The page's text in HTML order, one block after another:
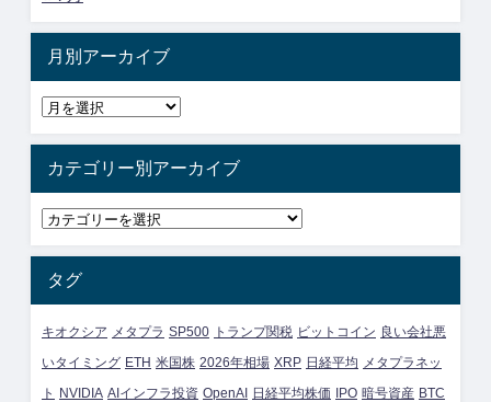
月別アーカイブ
カテゴリー別アーカイブ
タグ
キオクシア メタプラ SP500 トランプ関税 ビットコイン 良い会社悪
いタイミング ETH 米国株 2026年相場 XRP 日経平均 メタプラネッ
ト
NVIDIA AIインフラ投資 OpenAI 日経平均株価 IPO 暗号資産 BTC